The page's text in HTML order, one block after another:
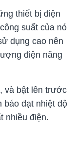
thiết bị điện
suất của nó
dụng cao nên
điện năng
và bật lên trước
báo đạt nhiệt độ
nhiều điện.